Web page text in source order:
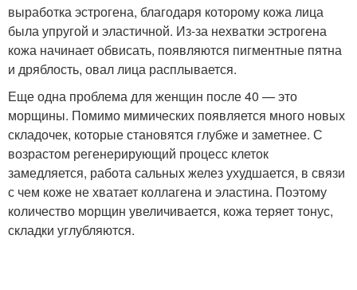
выработка эстрогена, благодаря которому кожа лица
была упругой и эластичной. Из-за нехватки эстрогена
кожа начинает обвисать, появляются пигментные пятна
и дряблость, овал лица расплывается.
Еще одна проблема для женщин после 40 — это
морщины. Помимо мимических появляется много новых
складочек, которые становятся глубже и заметнее. С
возрастом регенерирующий процесс клеток
замедляется, работа сальных желез ухудшается, в связи
с чем коже не хватает коллагена и эластина. Поэтому
количество морщин увеличивается, кожа теряет тонус,
складки углубляются.